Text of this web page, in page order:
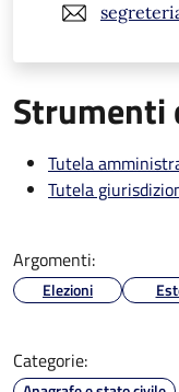
Strumenti
Tutela
Tutela
Argomenti:
Elezioni
Categorie: